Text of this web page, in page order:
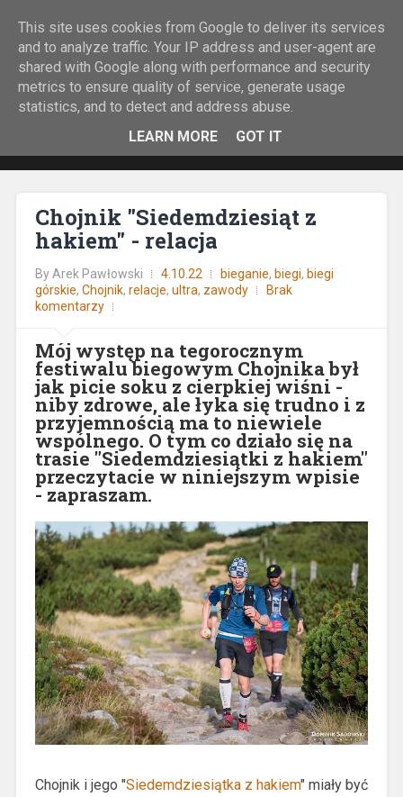
Rock&Run
O bieganiu z górskiej perspektywy.
Chojnik "Siedemdziesiąt z
hakiem" - relacja
ByArek Pawłowski 4.10.22 bieganie, biegi, biegi
górskie, Chojnik, relacje, ultra, zawody
Brak
komentarzy
Mój występ na tegorocznym
festiwalu biegowym Chojnika był
jak picie soku z cierpkiej wiśni -
niby zdrowe, ale łyka się trudno i z
przyjemnością ma to niewiele
wspólnego. O tym co działo się na
trasie "Siedemdziesiątki z hakiem"
przeczytacie w niniejszym wpisie
- zapraszam.
Chojnik i jego "Siedemdziesiątka z hakiem" miały być
This site uses cookies from Google to deliver its services
and to analyze traffic. Your IP address and user-agent are
shared with Google along with performance and security
metrics to ensure quality of service, generate usage
statistics, and to detect and address abuse.
LEARN MORE
GOT IT